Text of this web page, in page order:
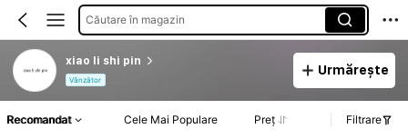
Căutare în magazin
xiao li shi pin
Vânzător
Urmărește
Recomandat Cele Mai Populare Preț Filtrare